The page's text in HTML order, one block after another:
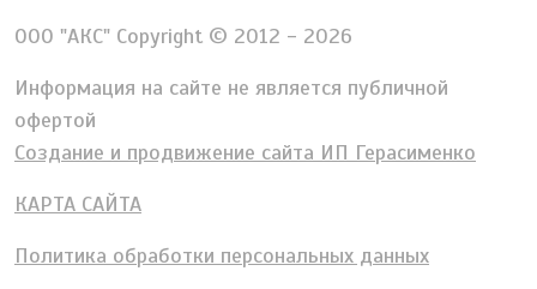
ООО "АКС" Copyright © 2012 - 2026
Информация на сайте не является публичной
офертой
Создание и продвижение сайта ИП Герасименко
КАРТА САЙТА
Политика обработки персональных данных